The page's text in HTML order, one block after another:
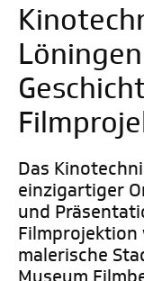
Das
einzigartiger
und
Filmprojektion
malerische